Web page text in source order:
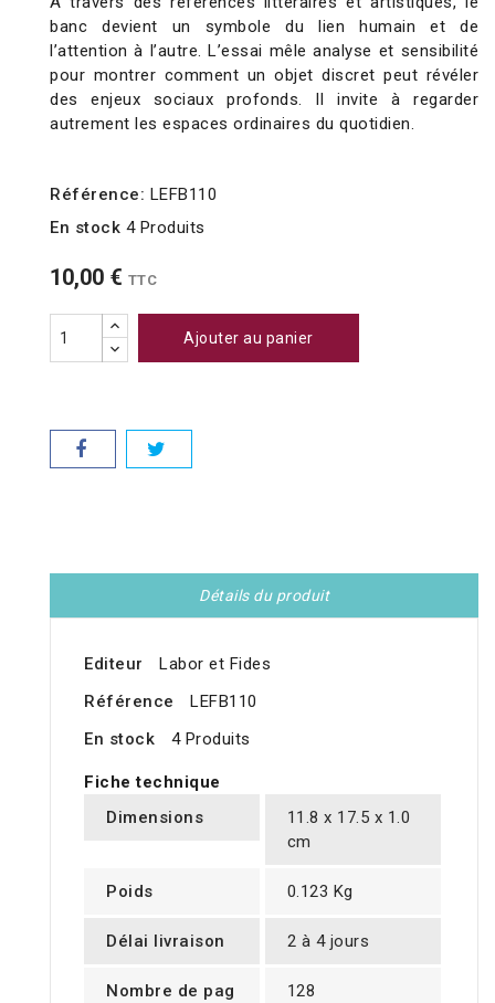
banc devient un symbole du lien humain et de
l’attention à l’autre. L’essai mêle analyse et sensibilité
pour montrer comment un objet discret peut révéler
des enjeux sociaux profonds. Il invite à regarder
autrement les espaces ordinaires du quotidien.
Référence: LEFB110
En stock 4 Produits
10,00 € TTC
Ajouter au panier
Détails du produit
Editeur
Labor et Fides
Référence
LEFB110
En stock
4 Produits
Fiche technique
Dimensions
11.8 x 17.5 x 1.0
cm
Poids 0.123 Kg
Délai livraison 2 à 4 jours
Nombre de pag
128